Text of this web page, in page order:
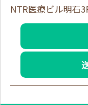
NTR医療ビル明石